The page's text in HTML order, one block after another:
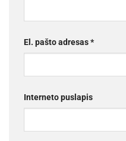
El. pašto adresas*
Interneto puslapis